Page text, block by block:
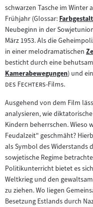
schwarzen Tasche im Winter
Frühjahr (Glossar:Zum
Inhalt:
Neubeginn in der
März 1953. Als die
in einer melodramatischen
besticht durch eine
Zum
Inhalt:
Kamerabewegungen) und
des Fechters"-Films.
Ausgehend von dem Film
analysieren, wie
Kindern beherrschen. Wieso
Feudalzeit" geschmäht?
als Symbol des Widerstands
sowjetische Regime
Politikunterricht bietet es
Weltkrieg und den
zu ziehen. Wo liegen
Besetzung Estlands durch